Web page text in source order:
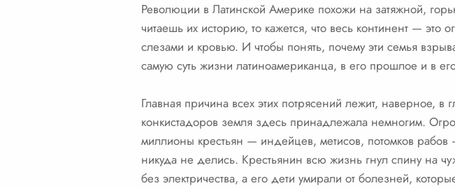
Революции в Латинской Америке похожи на затяжной,
читаешь их историю, то кажется, что весь континент —
слезами и кровью. И чтобы понять, почему эти семья
самую суть жизни латиноамериканца, в его прошлое и в
Главная причина всех этих потрясений лежит, наверное,
конкистадоров земля здесь принадлежала немногим.
миллионы крестьян — индейцев, метисов, потомков рабов
никуда не делись. Крестьянин всю жизнь гнул спину на
без электричества, а его дети умирали от болезней,